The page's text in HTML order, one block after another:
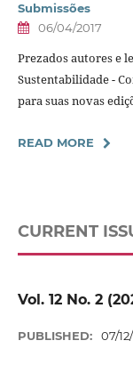
Submissões
06/04/2017
Prezados autores e
Sustentabilidade -
para suas novas
READ MORE
CURRENT
Vol. 12 No. 2
PUBLISHED: 07/